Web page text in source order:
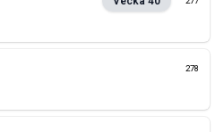
278